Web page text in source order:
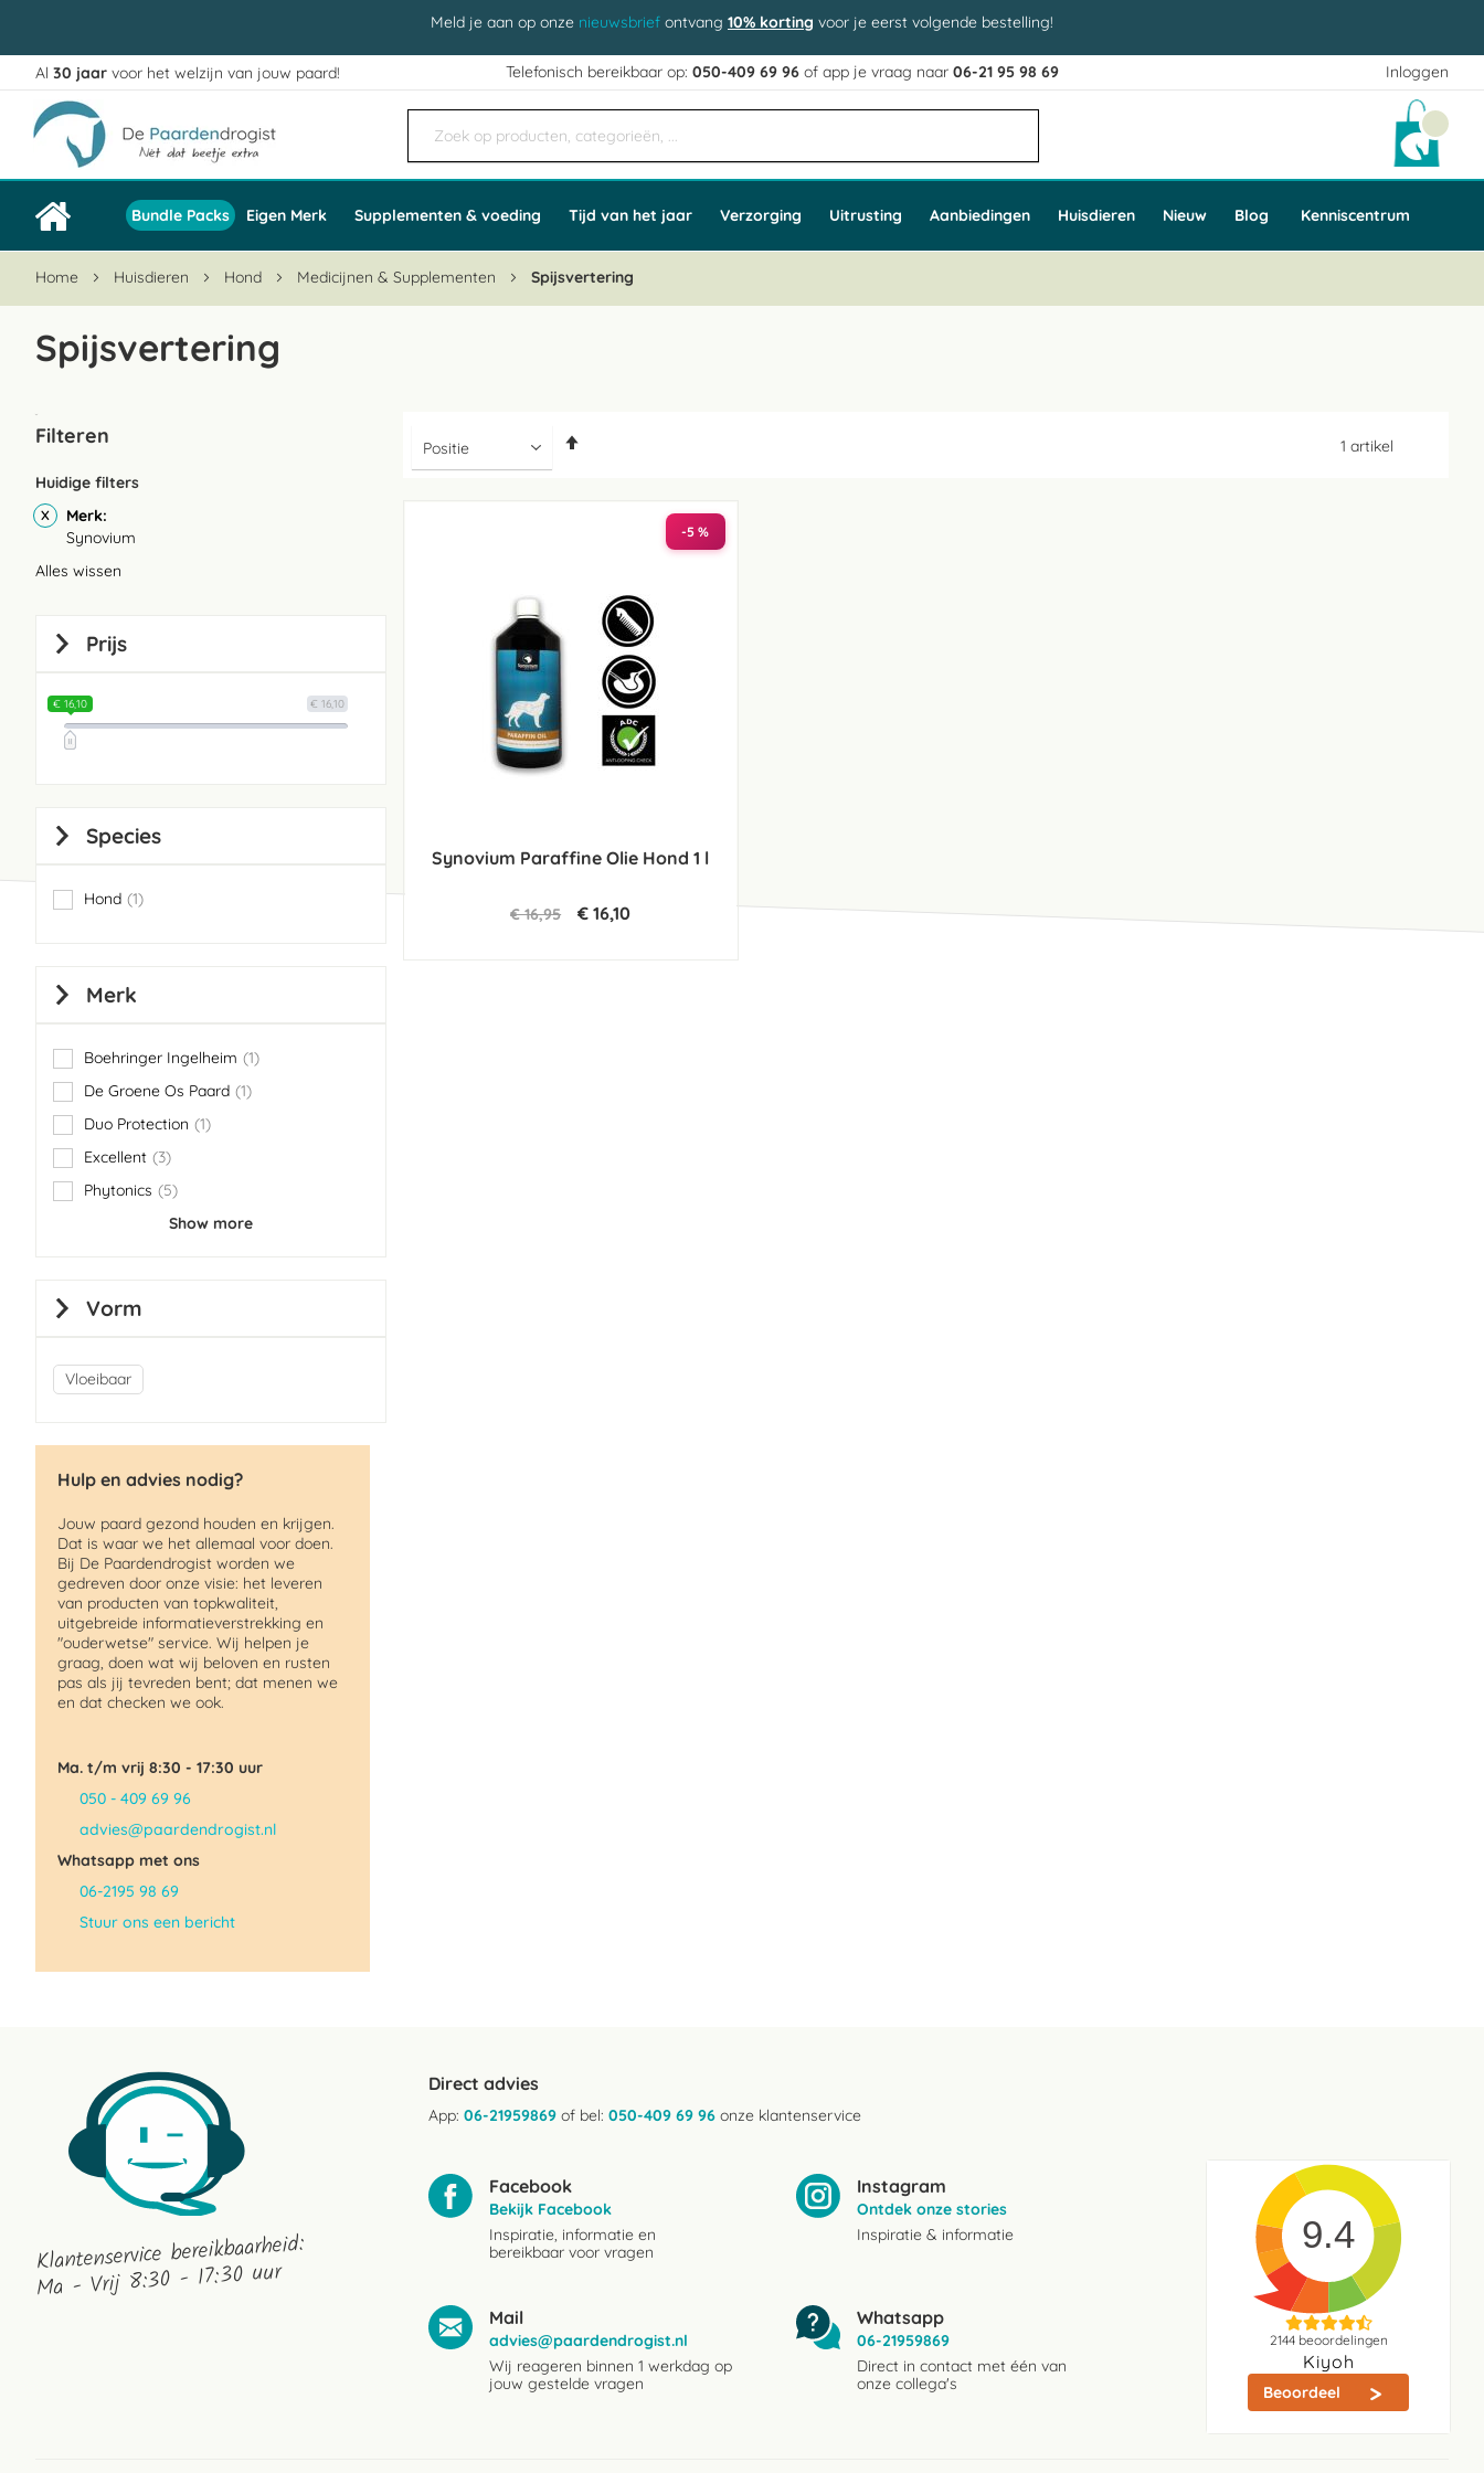
Meld je aan op onze nieuwsbrief ontvang 10% korting voor je eerst volgende bestelling!
Inloggen
Ga
naar
de
inhoud
Al 30 jaar voor het welzijn van jouw paard! Telefonisch bereikbaar op:050-409 69 96 of app je vraag naar06-21 95 98 69
Bundle Packs Eigen Merk Supplementen & voeding Tijd van het jaar Verzorging Uitrusting Aanbiedingen Huisdieren Nieuw Blog Kenniscentrum
Home Huisdieren Hond Medicijnen & Supplementen Spijsvertering
Spijsvertering
1 artikel
-5 %
Synovium Paraffine Olie Hond 1 l
€ 16,95 € 16,10
Filteren
Huidige filters
Merk
Synovium
Alles wissen
Prijs
€ 16,10
€ 16,10
Species
Hond 1
item
Merk
Boehringer Ingelheim 1
item
De Groene Os Paard 1
item
Duo Protection
1
item
Excellent
3
items
Phytonics
5
items
Show more
Vorm
Vloeibaar
Hulp en advies nodig?
Jouw paard gezond houden en krijgen.
Dat is waar we het allemaal voor doen.
Bij De Paardendrogist worden we
gedreven door onze visie: het leveren
van producten van topkwaliteit,
uitgebreide informatieverstrekking en
"ouderwetse" service. Wij helpen je
graag, doen wat wij beloven en rusten
pas als jij tevreden bent; dat menen we
en dat checken we ook.
Ma. t/m vrij 8:30 - 17:30 uur
050 - 409 69 96
advies@paardendrogist.nl
Whatsapp met ons
06-2195 98 69
Stuur ons een bericht
Klantenservice bereikbaarheid:
Ma - Vrij 8:30 - 17:30 uur
Direct advies
App: 06-21959869 of bel: 050-409 69 96 onze klantenservice
Facebook
Bekijk Facebook
Inspiratie, informatie en
bereikbaar voor vragen
Instagram
Ontdek onze stories
Inspiratie & informatie
Mail
advies@paardendrogist.nl
Wij reageren binnen 1 werkdag op
jouw gestelde vragen
Whatsapp
06-21959869
Direct in contact met één van
onze collega's
9.4
2144beoordelingen
Kiyoh
Beoordeel